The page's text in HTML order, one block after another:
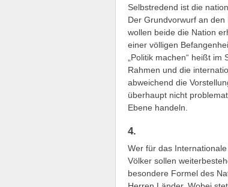
Selbstredend ist die
Der Grundvorwurf an
wollen beide die Nation
einer völligen
„Politik machen“ heißt
Rahmen und die
abweichend die
überhaupt nicht
Ebene handeln.
4.
Wer für das
Völker sollen
besondere Formel des